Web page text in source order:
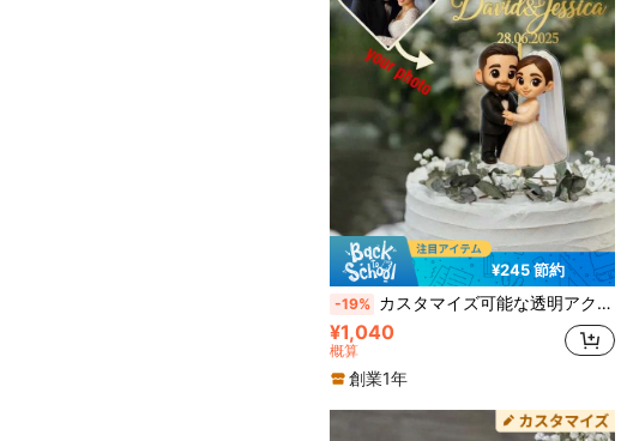
¥245 節約
-19% カスタマイズ可能な透明アクリル製カートゥーンウェディングケーキトッパー、名前と日付入りパーソナライズアニメキャラクターケーキデコレーション、新郎新婦ウェディングギフト、記念日
¥1,040
概算
創業1年